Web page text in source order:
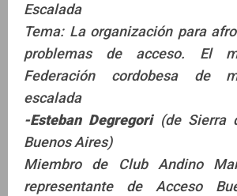
Escalada
Tema: La organización para
problemas de acceso. El
Federación cordobesa de
escalada
-Esteban Degregori(de Sierra
Buenos Aires)
Miembro de Club Andino
representante de Acceso